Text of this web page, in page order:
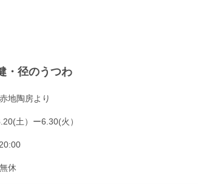
・径のうつわ
地陶房より
土）ー6.30(火）
休